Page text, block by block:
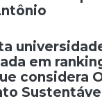
em
considera
Sustentável